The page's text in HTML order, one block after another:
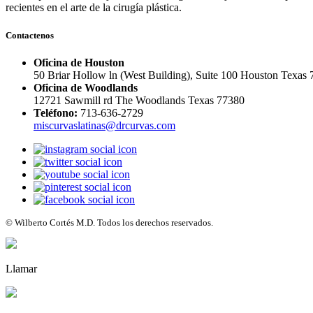
recientes en el arte de la cirugía plástica.
Contactenos
Oficina de Houston
50 Briar Hollow ln (West Building), Suite 100 Houston Texas
Oficina de Woodlands
12721 Sawmill rd The Woodlands Texas 77380
Teléfono: 713-636-2729
miscurvaslatinas@drcurvas.com
© Wilberto Cortés M.D. Todos los derechos reservados.
Llamar